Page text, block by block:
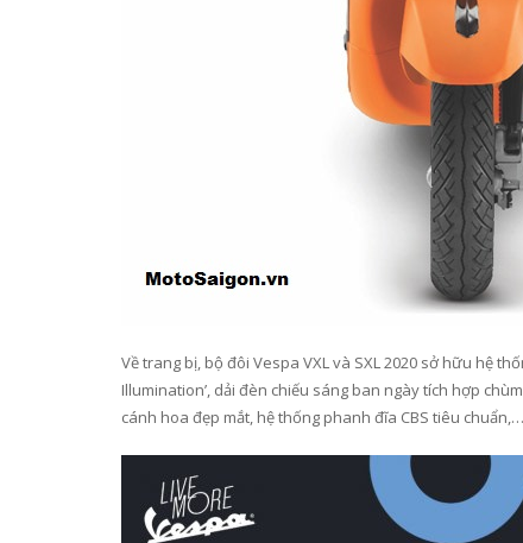
Về trang bị, bộ đôi Vespa VXL và SXL 2020 sở hữu hệ
Illumination’, dải đèn chiếu sáng ban ngày tích hợp
cánh hoa đẹp mắt, hệ thống phanh đĩa CBS tiêu chuẩn,…